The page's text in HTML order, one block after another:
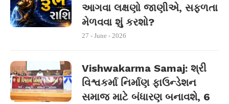
આગવા લક્ષણો જાણીએ, સફળતા
મેળવવા શું કરશો?
27 - June - 2026
Vishwakarma Samaj: શ્રી
વિશ્વકર્મા નિર્માણ ફાઉન્ડેશન
સમાજ માટે બંધારણ બનાવશે, 6